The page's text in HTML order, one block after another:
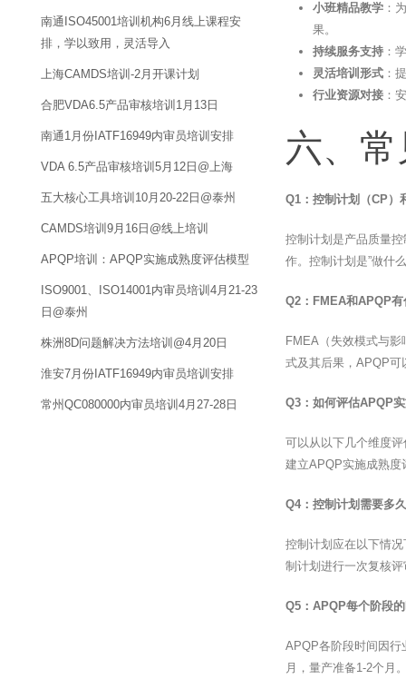
小班精品教学 ：
果。
持续服务支持 ：
灵活培训形式 ：
行业资源对接 ：
六、
Q1：控制计划（CP）
控制计划是产品质量
作。控制计划是”做什
Q2：FMEA和APQP
FMEA（失效模式与
式及其后果，APQP可
Q3：如何评估APQP
可以从以下几个维度
建立APQP实施成熟度
Q4：控制计划需要多
控制计划应在以下情
制计划进行一次复核
Q5：APQP每个阶段
APQP各阶段时间因行
月，量产准备1-2个月
南通ISO45001培训机构6月线上课程安
排，学以致用，灵活导入
上海CAMDS培训-2月开课计划
合肥VDA6.5产品审核培训1月13日
南通1月份IATF16949内审员培训安排
VDA 6.5产品审核培训5月12日@上海
五大核心工具培训10月20-22日@泰州
CAMDS培训9月16日@线上培训
APQP培训：APQP实施成熟度评估模型
ISO9001、ISO14001内审员培训4月21-23
日@泰州
株洲8D问题解决方法培训@4月20日
淮安7月份IATF16949内审员培训安排
常州QC080000内审员培训4月27-28日